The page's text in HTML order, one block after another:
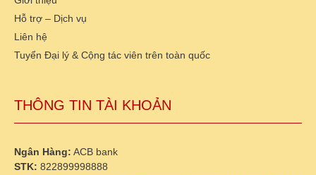
Hỗ trợ – Dịch vụ
Liên hệ
Tuyển Đại lý & Cộng tác viên trên toàn quốc
THÔNG TIN TÀI KHOẢN
Ngân Hàng: ACB bank
STK: 822899998888